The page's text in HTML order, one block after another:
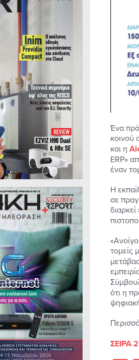
Ένα
κοινού
και η
ERP»
έναν
Η
σε
τομείς
ότι η
ΣΕΙΡΑ